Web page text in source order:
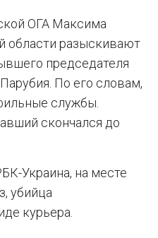
ОГА Максима
области разыскивают
председателя
По его словам,
службы.
скончался до
Украина, на месте
убийца
курьера.